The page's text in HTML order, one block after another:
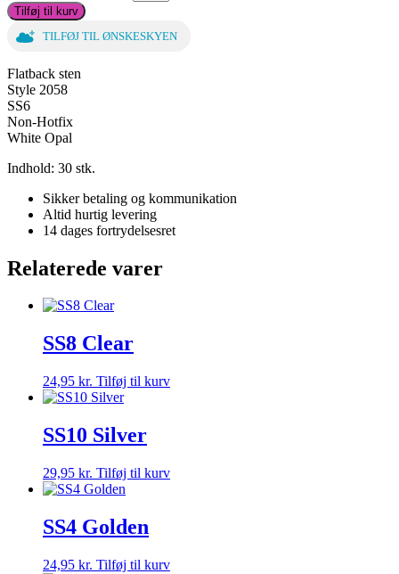
Tilføj til kurv
TILFØJ TIL ØNSKESKYEN
Flatback sten
Style 2058
SS6
Non-Hotfix
White Opal
Indhold: 30 stk.
Sikker betaling og kommunikation
Altid hurtig levering
14 dages fortrydelsesret
Relaterede varer
SS8 Clear
24,95 kr. Tilføj til kurv
SS10 Silver
29,95 kr. Tilføj til kurv
SS4 Golden
24,95 kr. Tilføj til kurv